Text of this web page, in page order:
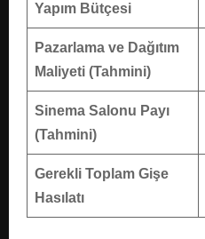
Yapım Bütçesi
Pazarlama ve Dağıtım
Maliyeti (Tahmini)
Sinema Salonu Payı
(Tahmini)
Gerekli Toplam Gişe
Hasılatı